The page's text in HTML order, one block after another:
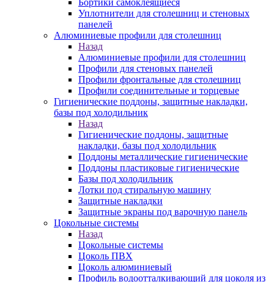
Бортики самоклеящиеся
Уплотнители для столешниц и стеновых
панелей
Алюминиевые профили для столешниц
Назад
Алюминиевые профили для столешниц
Профили для стеновых панелей
Профили фронтальные для столешниц
Профили соединительные и торцевые
Гигиенические поддоны, защитные накладки,
базы под холодильник
Назад
Гигиенические поддоны, защитные
накладки, базы под холодильник
Поддоны металлические гигиенические
Поддоны пластиковые гигиенические
Базы под холодильник
Лотки под стиральную машину
Защитные накладки
Защитные экраны под варочную панель
Цокольные системы
Назад
Цокольные системы
Цоколь ПВХ
Цоколь алюминиевый
Профиль водоотталкивающий для цоколя из